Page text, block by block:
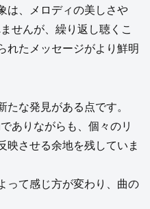
は、メロディの美しさや
せんが、繰り返し聴くこ
れたメッセージがより鮮明
たな発見がある点です。
ありながらも、個々のリ
映させる余地を残していま
って感じ方が変わり、曲の